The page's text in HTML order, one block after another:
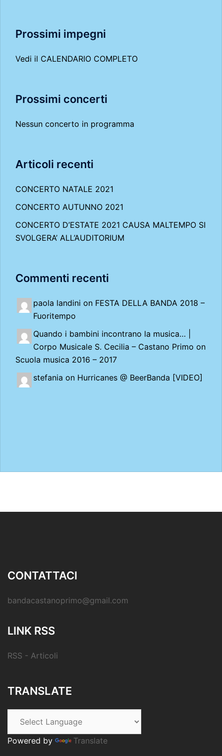
Prossimi impegni
Vedi il CALENDARIO COMPLETO
Prossimi concerti
Nessun concerto in programma
Articoli recenti
CONCERTO NATALE 2021
CONCERTO AUTUNNO 2021
CONCERTO D’ESTATE 2021 CAUSA MALTEMPO SI
SVOLGERA’ ALL’AUDITORIUM
Commenti recenti
paola landini on FESTA DELLA BANDA 2018 –
Fuoritempo
Quando i bambini incontrano la musica… |
Corpo Musicale S. Cecilia – Castano Primo on
Scuola musica 2016 – 2017
stefania on Hurricanes @ BeerBanda [VIDEO]
CONTATTACI
bandacastanoprimo@gmail.com
LINK RSS
RSS - Articoli
TRANSLATE
Powered by Translate